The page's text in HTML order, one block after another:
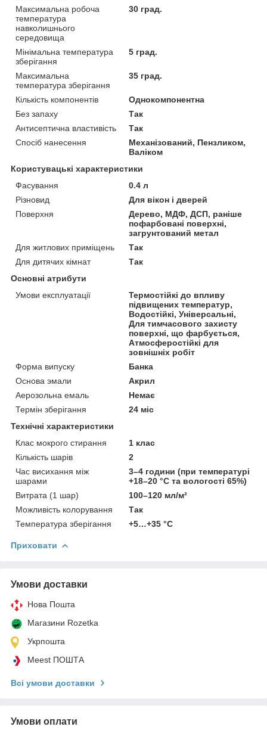
Максимальна робоча
температура
навколишнього
середовища
30 град.
Мінімальна температура
зберігання
5 град.
Максимальна
температура зберігання
35 град.
Кількість компонентів
Однокомпонентна
Без запаху
Так
Антисептична властивість
Так
Спосіб нанесення
Механізований, Пензликом,
Валіком
Користувацькі характеристики
Фасування
0.4 л
Різновид
Для вікон і дверей
Поверхня
Дерево, МДФ, ДСП, раніше
пофарбовані поверхні,
загрунтований метал
Для житлових приміщень
Так
Для дитячих кімнат
Так
Основні атрибути
Умови експлуатації
Термостійкі до впливу
підвищених температур,
Водостійкі, Універсальні,
Для тимчасового захисту
поверхні, що фарбується,
Атмосферостійкі для
зовнішніх робіт
Форма випуску
Банка
Основа эмали
Акрил
Аерозольна емаль
Немає
Термін зберігання
24 міс
Технічні характеристики
Клас мокрого стирання
1 клас
Кількість шарів
2
Час висихання між
шарами
3–4 години (при температурі
+18–20 °C та вологості 65%)
Витрата (1 шар)
100–120 мл/м²
Можливість колорування
Так
Температура зберігання
+5…+35 °C
Приховати
Умови доставки
Нова Пошта
Магазини Rozetka
Укрпошта
Meest ПОШТА
Всі умови доставки
Умови оплати